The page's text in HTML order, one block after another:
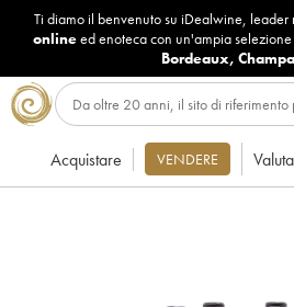
Ti diamo il benvenuto su iDealwine, leader
onlineed enoteca con un'ampia
Bordeaux,
Acquistare VENDERE